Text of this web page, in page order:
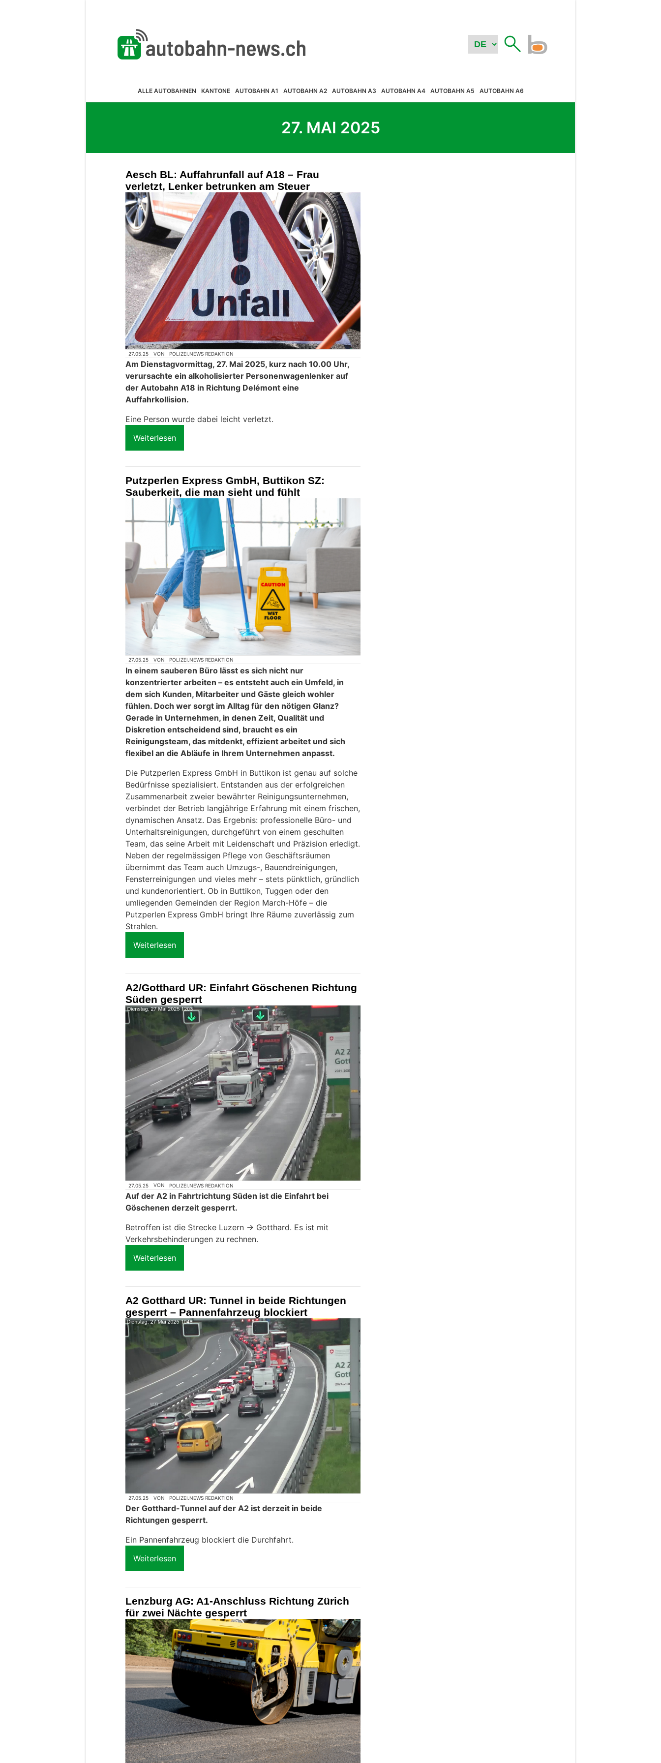
ALLE AUTOBAHNEN KANTONE AUTOBAHN A1 AUTOBAHN A2 AUTOBAHN A3 AUTOBAHN A4 AUTOBAHN A5 AUTOBAHN A6
27. MAI 2025
Aesch BL: Auffahrunfall auf A18 – Frau
verletzt, Lenker betrunken am Steuer
27.05.25 VON POLIZEI.NEWS REDAKTION
Am Dienstagvormittag, 27. Mai 2025, kurz nach 10.00 Uhr,
verursachte ein alkoholisierter Personenwagenlenker auf
der Autobahn A18 in Richtung Delémont eine
Auffahrkollision.
Eine Person wurde dabei leicht verletzt.
Weiterlesen
Putzperlen Express GmbH, Buttikon SZ:
Sauberkeit, die man sieht und fühlt
27.05.25 VON POLIZEI.NEWS REDAKTION
In einem sauberen Büro lässt es sich nicht nur
konzentrierter arbeiten – es entsteht auch ein Umfeld, in
dem sich Kunden, Mitarbeiter und Gäste gleich wohler
fühlen. Doch wer sorgt im Alltag für den nötigen Glanz?
Gerade in Unternehmen, in denen Zeit, Qualität und
Diskretion entscheidend sind, braucht es ein
Reinigungsteam, das mitdenkt, effizient arbeitet und sich
flexibel an die Abläufe in Ihrem Unternehmen anpasst.
Die Putzperlen Express GmbH in Buttikon ist genau auf solche
Bedürfnisse spezialisiert. Entstanden aus der erfolgreichen
Zusammenarbeit zweier bewährter Reinigungsunternehmen,
verbindet der Betrieb langjährige Erfahrung mit einem frischen,
dynamischen Ansatz. Das Ergebnis: professionelle Büro- und
Unterhaltsreinigungen, durchgeführt von einem geschulten
Team, das seine Arbeit mit Leidenschaft und Präzision erledigt.
Neben der regelmässigen Pflege von Geschäftsräumen
übernimmt das Team auch Umzugs-, Bauendreinigungen,
Fensterreinigungen und vieles mehr – stets pünktlich, gründlich
und kundenorientiert. Ob in Buttikon, Tuggen oder den
umliegenden Gemeinden der Region March-Höfe – die
Putzperlen Express GmbH bringt Ihre Räume zuverlässig zum
Strahlen.
Weiterlesen
A2/Gotthard UR: Einfahrt Göschenen Richtung
Süden gesperrt
27.05.25 VON POLIZEI.NEWS REDAKTION
Auf der A2 in Fahrtrichtung Süden ist die Einfahrt bei
Göschenen derzeit gesperrt.
Betroffen ist die Strecke Luzern -> Gotthard. Es ist mit
Verkehrsbehinderungen zu rechnen.
Weiterlesen
A2 Gotthard UR: Tunnel in beide Richtungen
gesperrt – Pannenfahrzeug blockiert
27.05.25 VON POLIZEI.NEWS REDAKTION
Der Gotthard-Tunnel auf der A2 ist derzeit in beide
Richtungen gesperrt.
Ein Pannenfahrzeug blockiert die Durchfahrt.
Weiterlesen
Lenzburg AG: A1-Anschluss Richtung Zürich
für zwei Nächte gesperrt